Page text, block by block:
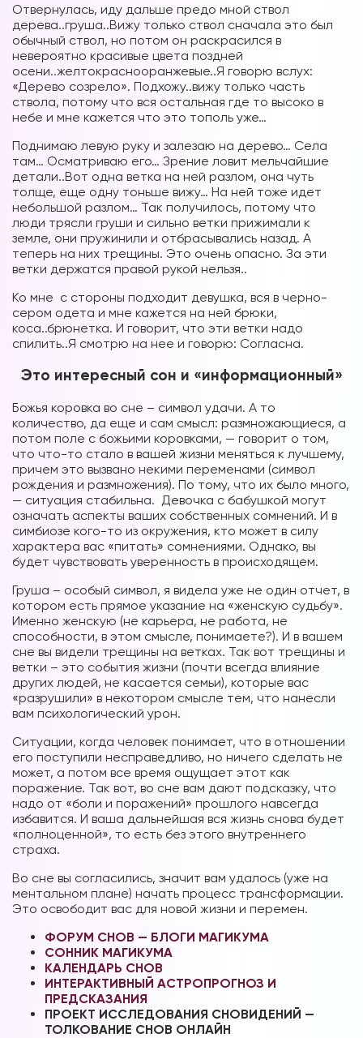
Отвернулась, иду дальше предо мной ствол
дерева..груша..Вижу только ствол сначала это был
обычный ствол, но потом он раскрасился в
невероятно красивые цвета поздней
осени..желтокраснооранжевые..Я говорю вслух:
«Дерево созрело». Подхожу..вижу только часть
ствола, потому что вся остальная где то высоко в
небе и мне кажется что это тополь уже…
Поднимаю левую руку и залезаю на дерево… Села
там… Осматриваю его… Зрение ловит мельчайшие
детали..Вот одна ветка на ней разлом, она чуть
толще, еще одну тоньше вижу… На ней тоже идет
небольшой разлом… Так получилось, потому что
люди трясли груши и сильно ветки прижимали к
земле, они пружинили и отбрасывались назад. А
теперь на них трещины. Это очень опасно. За эти
ветки держатся правой рукой нельзя..
Ко мне с стороны подходит девушка, вся в черно-
сером одета и мне кажется на ней брюки,
коса..брюнетка. И говорит, что эти ветки надо
спилить..Я смотрю на нее и говорю: Согласна.
Это интересный сон и «информационный»
Божья коровка во сне – символ удачи. А то
количество, да еще и сам смысл: размножающиеся, а
потом поле с божьими коровками, — говорит о том,
что что-то стало в вашей жизни меняться к лучшему,
причем это вызвано некими переменами (символ
рождения и размножения). По тому, что их было много,
— ситуация стабильна. Девочка с бабушкой могут
означать аспекты ваших собственных сомнений. И в
симбиозе кого-то из окружения, кто может в силу
характера вас «питать» сомнениями. Однако, вы
будет чувствовать уверенность в происходящем.
Груша – особый символ, я видела уже не один отчет, в
котором есть прямое указание на «женскую судьбу».
Именно женскую (не карьера, не работа, не
способности, в этом смысле, понимаете?). И в вашем
сне вы видели трещины на ветках. Так вот трещины и
ветки – это события жизни (почти всегда влияние
других людей, не касается семьи), которые вас
«разрушили» в некотором смысле тем, что нанесли
вам психологический урон.
Ситуации, когда человек понимает, что в отношении
его поступили несправедливо, но ничего сделать не
может, а потом все время ощущает этот как
поражение. Так вот, во сне вам дают подсказку, что
надо от «боли и поражений» прошлого навсегда
избавится. И ваша дальнейшая вся жизнь снова будет
«полноценной», то есть без этого внутреннего
страха.
Во сне вы согласились, значит вам удалось (уже на
ментальном плане) начать процесс трансформации.
Это освободит вас для новой жизни и перемен.
ФОРУМ СНОВ — БЛОГИ МАГИКУМА
СОННИК МАГИКУМА
КАЛЕНДАРЬ СНОВ
ИНТЕРАКТИВНЫЙ АСТРОПРОГНОЗ И
ПРЕДСКАЗАНИЯ
ПРОЕКТ ИССЛЕДОВАНИЯ СНОВИДЕНИЙ —
ТОЛКОВАНИЕ СНОВ ОНЛАЙН
Форум на сайте